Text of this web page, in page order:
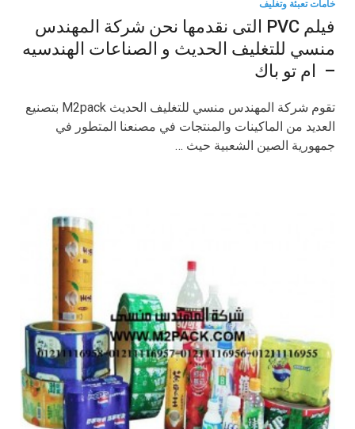
خامات تعبئة وتغليف
فيلم PVC التى نقدمها نحن شركة المهندس
منسي للتغليف الحديث و الصناعات الهندسيه
– ام تو باك
تقوم شركة المهندس منسي للتغليف الحديث M2pack بتصنيع
العديد من الماكينات والمنتجات في مصنعنا المتطور في
جمهورية الصين الشعبية حيث …